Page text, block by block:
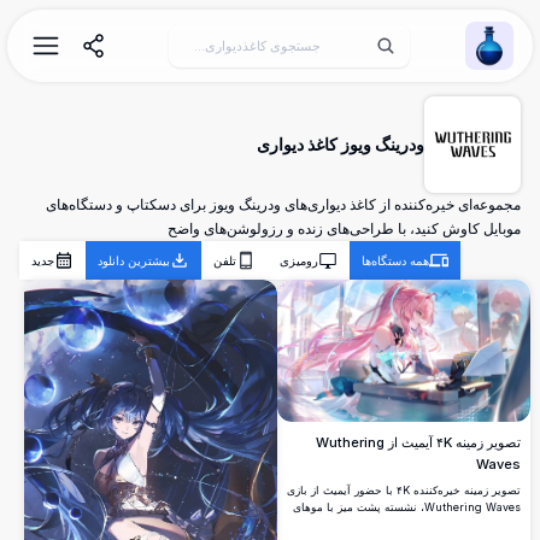
Wallpaper Alchemy
ودرینگ ویوز کاغذ دیواری
مجموعه‌ای خیره‌کننده از کاغذ دیواری‌های ودرینگ ویوز برای دسکتاپ و دستگاه‌های
موبایل کاوش کنید، با طراحی‌های زنده و رزولوشن‌های واضح
همه دستگاه‌ها رومیزی تلفن بیشترین دانلود جدید
تصویر زمینه ۴K آیمیث از Wuthering
Waves
تصویر زمینه خیره‌کننده ۴K با حضور آیمیث از بازی
Wuthering Waves، نشسته پشت میز با موهای